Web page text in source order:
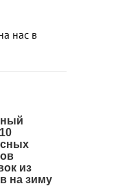
нас в
из
на зиму